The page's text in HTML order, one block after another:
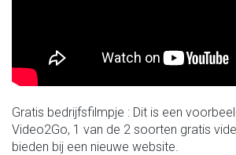
Gratis bedrijfsfilmpje : Dit is een
Video2Go, 1 van de 2 soorten gratis
bieden bij een nieuwe website.